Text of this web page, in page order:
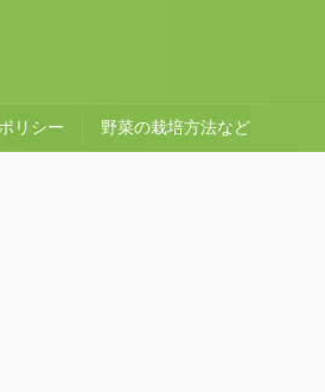
リシー 野菜の栽培方法など